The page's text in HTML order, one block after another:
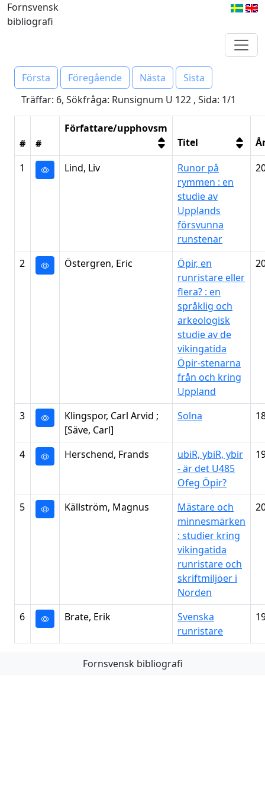
Fornsvensk
bibliografi
Första Föregående Nästa
Sista
Träffar: 6, Sökfråga: Runsignum U 122 , Sida: 1/1
# #
Författare/upphovsm
Titel
1
Lind, Liv
Runor på
rymmen : en
studie av
Upplands
försvunna
runstenar
2 Östergren, Eric
Öpir, en
runristare eller
flera? : en
språklig och
arkeologisk
studie av de
vikingatida
Öpir-stenarna
från och kring
Uppland
3
Klingspor, Carl Arvid ;
[Säve, Carl]
Solna
4 Herschend, Frands
ubiR, ybiR, ybir
- är det U485
Ofeg Öpir?
5 Källström, Magnus
Mästare och
minnesmärken
: studier kring
vikingatida
runristare och
skriftmiljöer i
Norden
6 Brate, Erik
Svenska
runristare
Föregående Nästa
Fornsvensk bibliografi